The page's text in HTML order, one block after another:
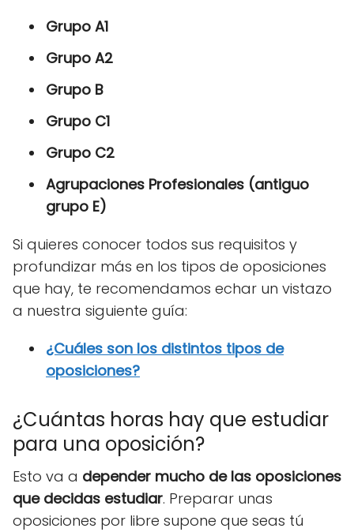
Grupo A1
Grupo A2
Grupo B
Grupo C1
Grupo C2
Agrupaciones Profesionales (antiguo
grupo E)
Si quieres conocer todos sus requisitos y
profundizar más en los tipos de oposiciones
que hay, te recomendamos echar un vistazo
a nuestra siguiente guía:
¿Cuáles son los distintos tipos de
oposiciones?
¿Cuántas horas hay que estudiar
para una oposición?
Esto va a depender mucho de las oposiciones
que decidas estudiar. Preparar unas
oposiciones por libre supone que seas tú